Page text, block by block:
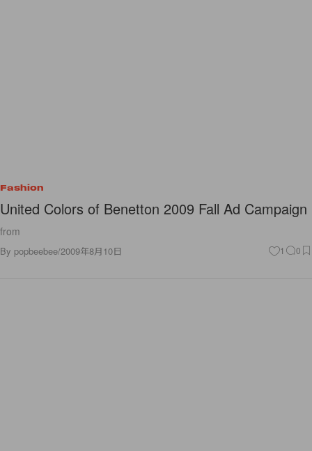
Fashion
United Colors of Benetton 2009 Fall Ad Campaign
from
By popbeebee/2009年8月10日 1 0